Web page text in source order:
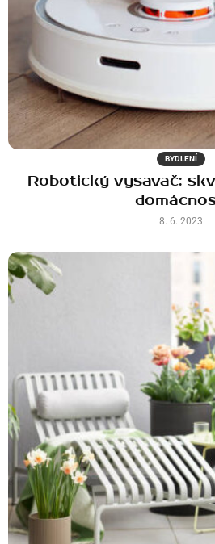
BYDLENÍ
Robotický vysavač:
8. 6. 2023